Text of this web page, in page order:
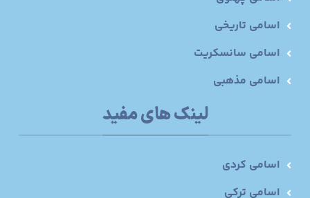
اسامی تاریخی
اسامی سانسکریت
اسامی مذهبی
لینک های مفید
اسامی کردی
اسامی ترکی